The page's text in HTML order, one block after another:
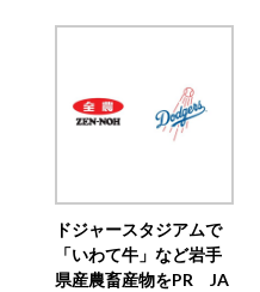
ドジャースタジアムで
「いわて牛」など岩手
県産農畜産物をPR JA